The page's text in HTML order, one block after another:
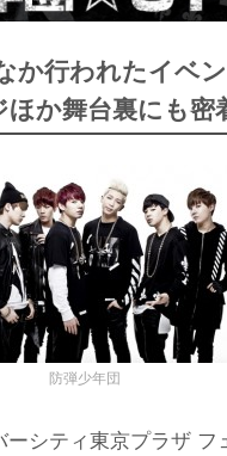
行われたイベ
ほか舞台裏にも
防弾少年団
シティ東京プラザ フ